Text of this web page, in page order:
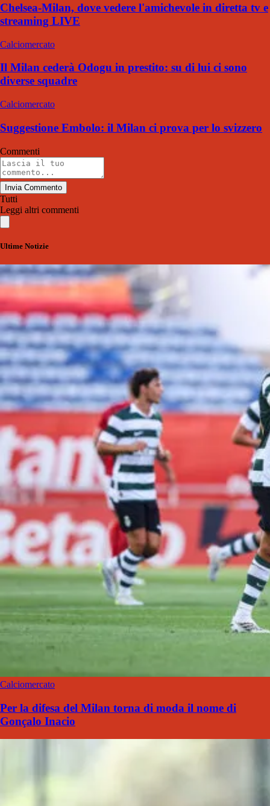
Chelsea-Milan, dove vedere l'amichevole in diretta tv e
streaming LIVE
Calciomercato
Il Milan cederà Odogu in prestito: su di lui ci sono
diverse squadre
Calciomercato
Suggestione Embolo: il Milan ci prova per lo svizzero
Commenti
Invia Commento
Tutti
Leggi altri commenti
Ultime Notizie
Calciomercato
Per la difesa del Milan torna di moda il nome di
Gonçalo Inacio